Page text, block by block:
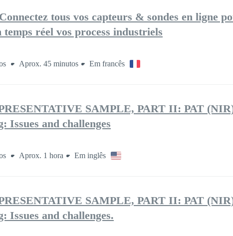
tous vos capteurs & sondes en ligne
réel vos process industriels
Aprox. 45 minutos Em francês
SAMPLE, PART II: PAT
Issues and challenges
Aprox. 1 hora Em inglês
SAMPLE, PART II: PAT
Issues and challenges.